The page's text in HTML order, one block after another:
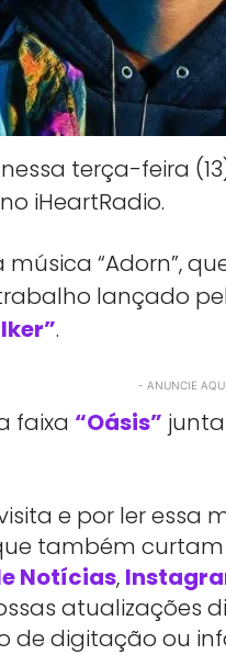
terça-feira
iHeartRadio.
“Adorn”,
trabalho lançado
.
- ANUNCIE
faixa “Oásis”
e por ler essa
também curtam
Notícias,
atualizações
de digitação ou